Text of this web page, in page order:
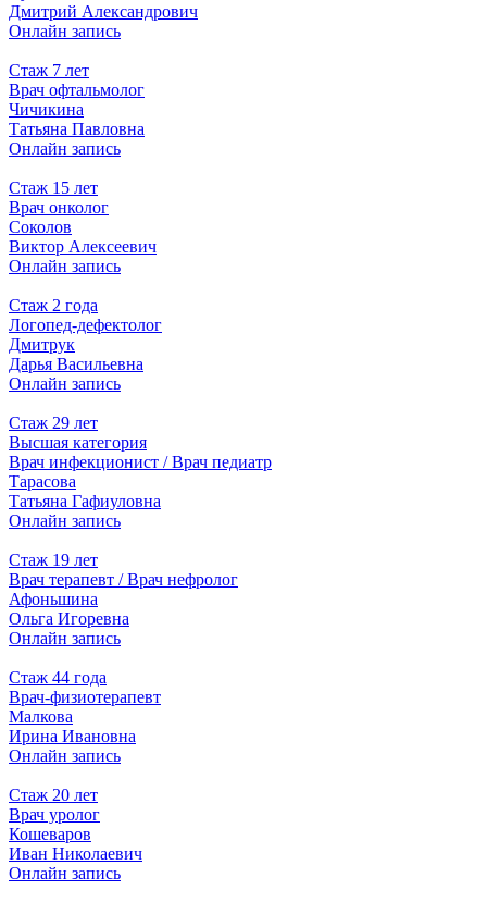
Дмитрий Александрович
Онлайн запись
Стаж 7 лет
Врач офтальмолог
Чичикина
Татьяна Павловна
Онлайн запись
Стаж 15 лет
Врач онколог
Соколов
Виктор Алексеевич
Онлайн запись
Стаж 2 года
Логопед-дефектолог
Дмитрук
Дарья Васильевна
Онлайн запись
Стаж 29 лет
Высшая категория
Врач инфекционист / Врач педиатр
Тарасова
Татьяна Гафиуловна
Онлайн запись
Стаж 19 лет
Врач терапевт / Врач нефролог
Афоньшина
Ольга Игоревна
Онлайн запись
Стаж 44 года
Врач-физиотерапевт
Малкова
Ирина Ивановна
Онлайн запись
Стаж 20 лет
Врач уролог
Кошеваров
Иван Николаевич
Онлайн запись